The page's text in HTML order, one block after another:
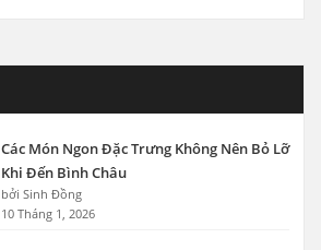
Các Món Ngon Đặc Trưng Không Nên Bỏ Lỡ
Khi Đến Bình Châu
bởi Sinh Đồng
10 Tháng 1, 2026